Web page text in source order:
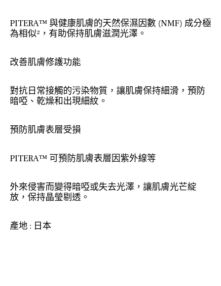
PITERA™ 與健康肌膚的天然保濕因數 (NMF) 成分極
為相似²，有助保持肌膚滋潤光澤。
改善肌膚修護功能
對抗日常接觸的污染物質，讓肌膚保持細滑，預防
暗啞、乾燥和出現細紋。
預防肌膚表層受損
PITERA™ 可預防肌膚表層因紫外線等
外來侵害而變得暗啞或失去光澤，讓肌膚光芒綻
放，保持晶瑩剔透。
產地 : 日本